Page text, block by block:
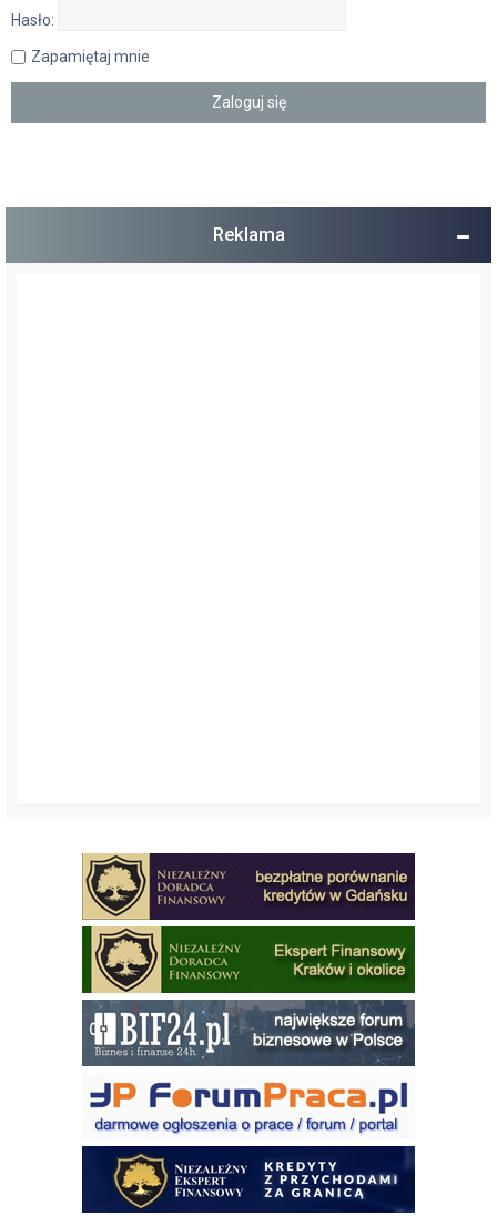
Hasło:
Zapamiętaj mnie
Reklama